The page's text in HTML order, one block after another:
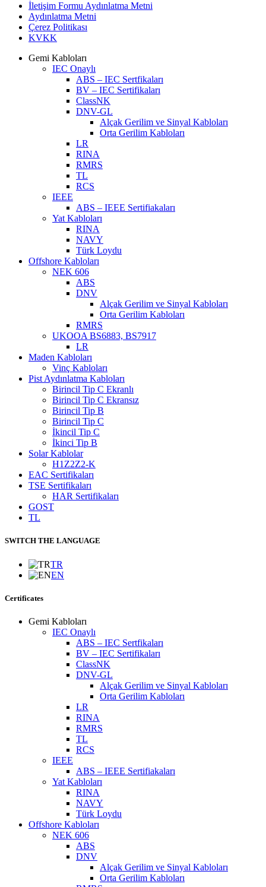
İletişim Formu Aydınlatma Metni
Aydınlatma Metni
Çerez Politikası
KVKK
Gemi Kabloları
IEC Onaylı
ABS – IEC Sertfikaları
BV – IEC Sertifikaları
ClassNK
DNV-GL
Alçak Gerilim ve Sinyal Kabloları
Orta Gerilim Kabloları
LR
RINA
RMRS
TL
RCS
IEEE
ABS – IEEE Sertifiakaları
Yat Kabloları
RINA
NAVY
Türk Loydu
Offshore Kabloları
NEK 606
ABS
DNV
Alçak Gerilim ve Sinyal Kabloları
Orta Gerilim Kabloları
RMRS
UKOOA BS6883, BS7917
LR
Maden Kabloları
Vinç Kabloları
Pist Aydınlatma Kabloları
Birincil Tip C Ekranlı
Birincil Tip C Ekransız
Birincil Tip B
Birincil Tip C
İkincil Tip C
İkinci Tip B
Solar Kablolar
H1Z2Z2-K
EAC Sertifikaları
TSE Sertifikaları
HAR Sertifikaları
GOST
TL
SWITCH THE LANGUAGE
TR
EN
Certificates
Gemi Kabloları
IEC Onaylı
ABS – IEC Sertfikaları
BV – IEC Sertifikaları
ClassNK
DNV-GL
Alçak Gerilim ve Sinyal Kabloları
Orta Gerilim Kabloları
LR
RINA
RMRS
TL
RCS
IEEE
ABS – IEEE Sertifiakaları
Yat Kabloları
RINA
NAVY
Türk Loydu
Offshore Kabloları
NEK 606
ABS
DNV
Alçak Gerilim ve Sinyal Kabloları
Orta Gerilim Kabloları